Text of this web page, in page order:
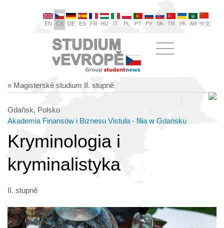
EN CS DE ES FR HU IT PL PT РУ SK TR УК AR 中文
« Magisterské studium II. stupně
Gdaňsk, Polsko
Akademia Finansów i Biznesu Vistula - filia w Gdańsku
Kryminologia i
kryminalistyka
II. stupně